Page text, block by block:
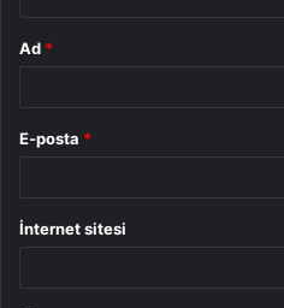
Ad *
E-posta *
İnternet sitesi